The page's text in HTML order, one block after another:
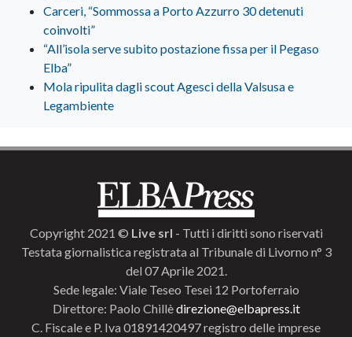
Carceri, “Sommossa a Porto Azzurro 30 detenuti
coinvolti”
“All’isola serve subito postazione fissa per il Pegaso
Elba”
Mola ripulita dagli scout Agesci della Valsusa e
Legambiente
Copyright 2021 © Live srl - Tutti i diritti sono riservati
Testata giornalistica registrata al Tribunale di Livorno n° 3
del 07 Aprile 2021.
Sede legale: Viale Teseo Tesei 12 Portoferraio
Direttore: Paolo Chillèdirezione@elbapress.it
C. Fiscale e P. Iva 01891420497 registro delle imprese